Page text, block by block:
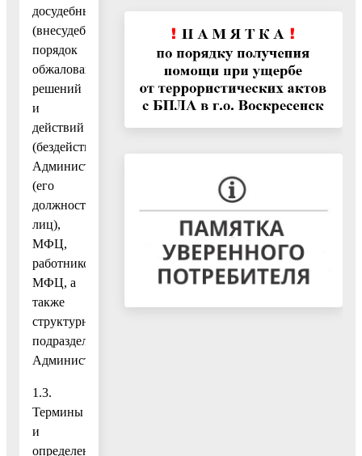
досудебный
(внесудебный)
порядок
обжалования
решений
и
действий
(бездействия)
Администрации
(его
должностных
лиц),
МФЦ,
работников
МФЦ, а
также
структурных
подразделений
Администрации.
1.3.
Термины
и
определения,